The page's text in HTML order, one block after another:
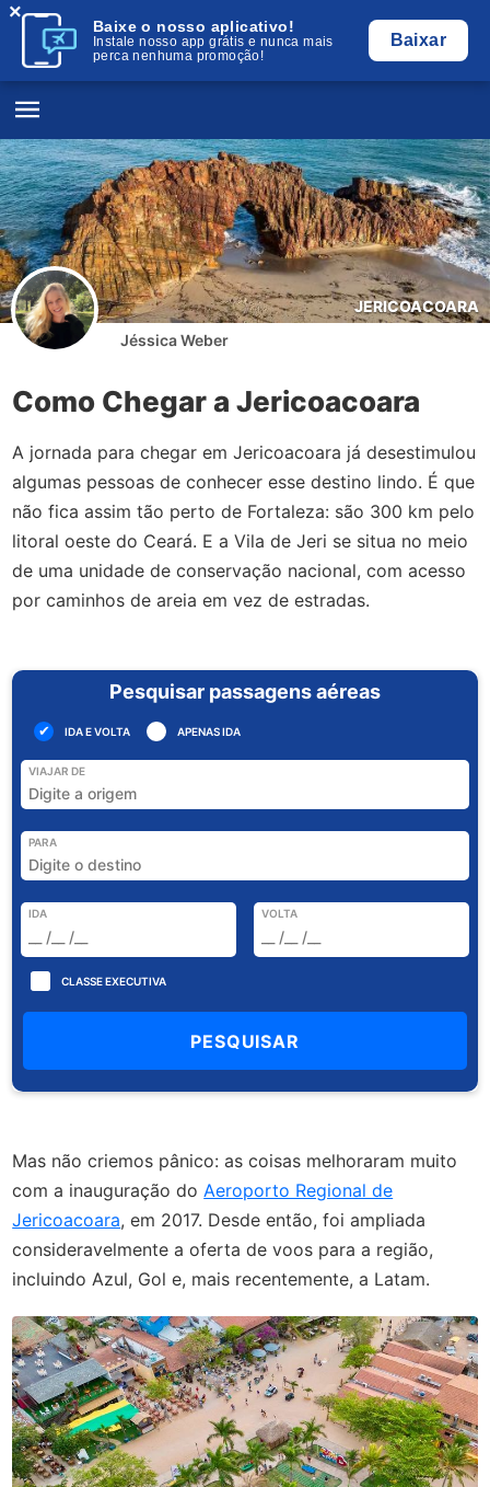
Baixe o nosso aplicativo!
Instale nosso app grátis e nunca mais
perca nenhuma promoção!
Baixar
×
JERICOACOARA
Jéssica Weber
Como Chegar a Jericoacoara
A jornada para chegar em Jericoacoara já desestimulou
algumas pessoas de conhecer esse destino lindo. É que
não fica assim tão perto de Fortaleza: são 300 km pelo
litoral oeste do Ceará. E a Vila de Jeri se situa no meio
de uma unidade de conservação nacional, com acesso
por caminhos de areia em vez de estradas.
Pesquisar passagens aéreas
IDA E VOLTA APENAS IDA
VIAJAR DE
PARA
IDA VOLTA
CLASSE EXECUTIVA
Mas não criemos pânico: as coisas melhoraram muito
com a inauguração doAeroporto Regional de
Jericoacoara, em 2017. Desde então, foi ampliada
consideravelmente a oferta de voos para a região,
incluindo Azul, Gol e, mais recentemente, a Latam.